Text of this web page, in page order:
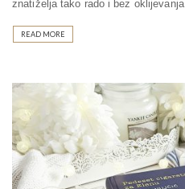
znatiželja tako rado i bez
READ MORE